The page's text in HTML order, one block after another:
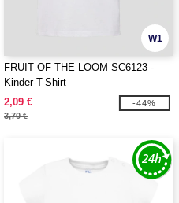
W1
FRUIT OF THE LOOM SC6123 -
Kinder-T-Shirt
2,09 €
3,70 €
-44%